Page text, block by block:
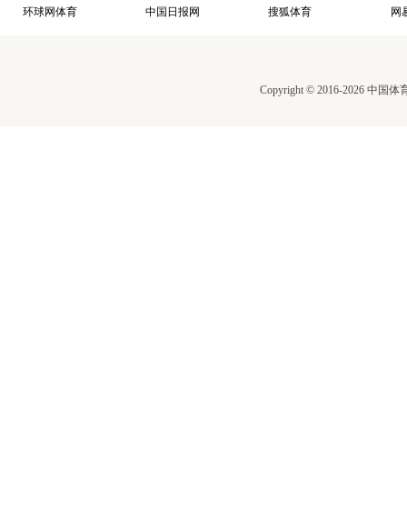
环球网体育 中国日报网 搜狐体育 网
Copyright © 2016-2026 中国